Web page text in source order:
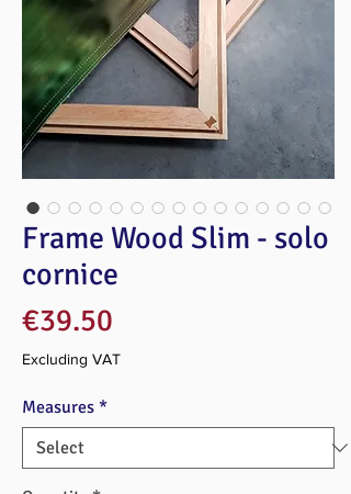
Frame Wood Slim - solo
cornice
€39.50
Excluding VAT
Measures *